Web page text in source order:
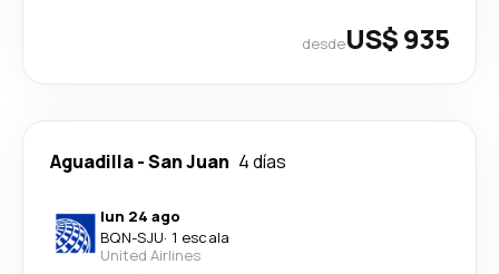
desdeUS$ 935
Aguadilla-San Juan 4 días
lun 24 ago
BQN-SJU· 1 escala
United Airlines